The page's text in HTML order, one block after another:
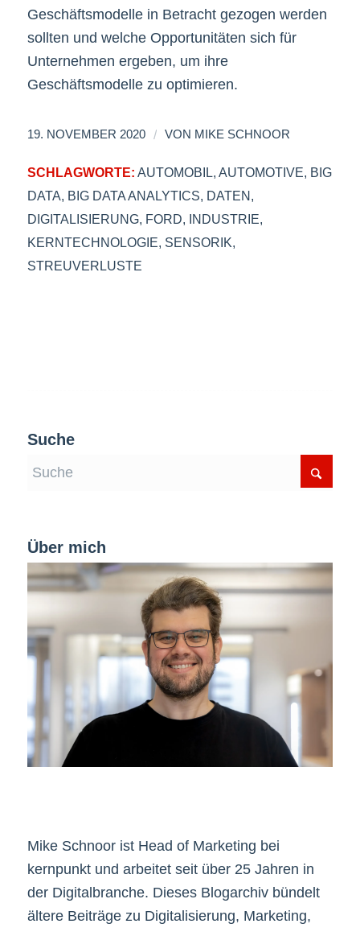
Geschäftsmodelle in Betracht gezogen werden
sollten und welche Opportunitäten sich für
Unternehmen ergeben, um ihre
Geschäftsmodelle zu optimieren.
19. NOVEMBER 2020 / VON MIKE SCHNOOR
SCHLAGWORTE: AUTOMOBIL, AUTOMOTIVE, BIG
DATA, BIG DATA ANALYTICS, DATEN,
DIGITALISIERUNG, FORD, INDUSTRIE,
KERNTECHNOLOGIE, SENSORIK,
STREUVERLUSTE
Suche
Über mich
Mike Schnoor ist Head of Marketing bei
kernpunkt und arbeitet seit über 25 Jahren in
der Digitalbranche. Dieses Blogarchiv bündelt
ältere Beiträge zu Digitalisierung, Marketing,